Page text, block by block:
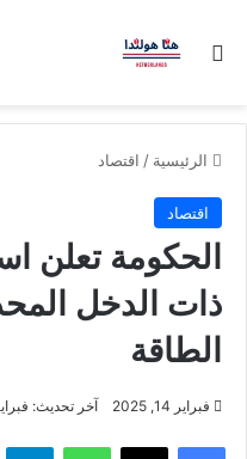
بحث عن
الرئيسية / اقتصاد
اقتصاد
الحكومة تعلن
ذات الدخل
الطاقة
فبراير 14, 2025 آخر تحديث: فبراير 14,
فيسبوك ‫X واتساب